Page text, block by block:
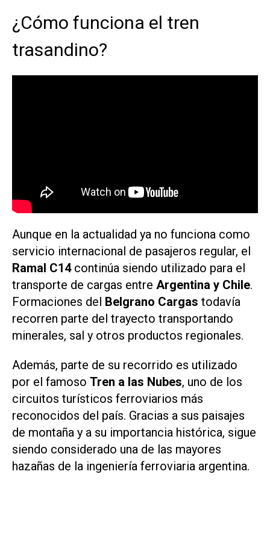
¿Cómo funciona el tren
trasandino?
Aunque en la actualidad ya no funciona como
servicio internacional de pasajeros regular, el
Ramal C14 continúa siendo utilizado para el
transporte de cargas entre Argentina y Chile.
Formaciones del Belgrano Cargas todavía
recorren parte del trayecto transportando
minerales, sal y otros productos regionales.
Además, parte de su recorrido es utilizado
por el famoso Tren a las Nubes, uno de los
circuitos turísticos ferroviarios más
reconocidos del país. Gracias a sus paisajes
de montaña y a su importancia histórica, sigue
siendo considerado una de las mayores
hazañas de la ingeniería ferroviaria argentina.